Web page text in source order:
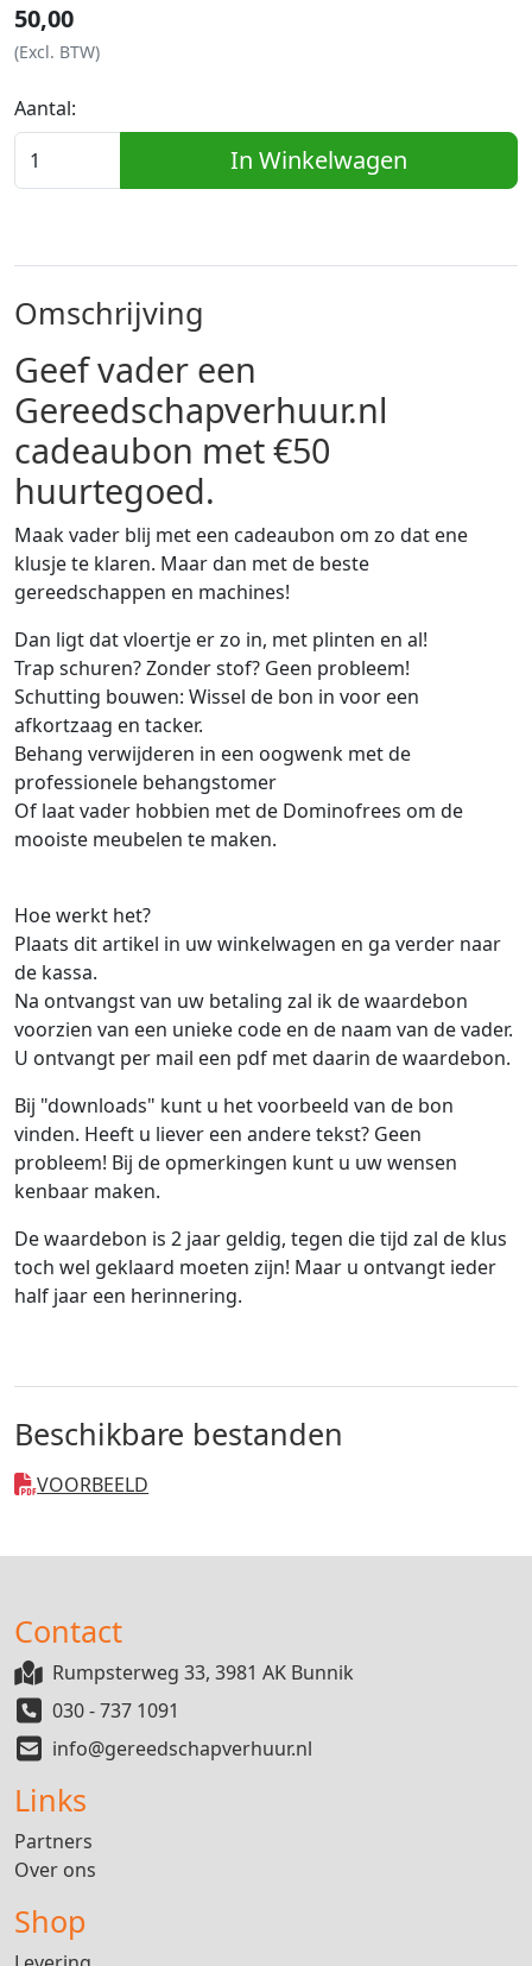
50,00
(Excl. BTW)
Aantal:
In Winkelwagen
Omschrijving
Geef vader een
Gereedschapverhuur.nl
cadeaubon met €50
huurtegoed.
Maak vader blij met een cadeaubon om zo dat ene
klusje te klaren. Maar dan met de beste
gereedschappen en machines!
Dan ligt dat vloertje er zo in, met plinten en al!
Trap schuren? Zonder stof? Geen probleem!
Schutting bouwen: Wissel de bon in voor een
afkortzaag en tacker.
Behang verwijderen in een oogwenk met de
professionele behangstomer
Of laat vader hobbien met de Dominofrees om de
mooiste meubelen te maken.
Hoe werkt het?
Plaats dit artikel in uw winkelwagen en ga verder naar
de kassa.
Na ontvangst van uw betaling zal ik de waardebon
voorzien van een unieke code en de naam van de vader.
U ontvangt per mail een pdf met daarin de waardebon.
Bij "downloads" kunt u het voorbeeld van de bon
vinden. Heeft u liever een andere tekst? Geen
probleem! Bij de opmerkingen kunt u uw wensen
kenbaar maken.
De waardebon is 2 jaar geldig, tegen die tijd zal de klus
toch wel geklaard moeten zijn! Maar u ontvangt ieder
half jaar een herinnering.
Beschikbare bestanden
VOORBEELD
Contact
Rumpsterweg 33, 3981 AK Bunnik
030 - 737 1091
info@gereedschapverhuur.nl
Links
Partners
Over ons
Shop